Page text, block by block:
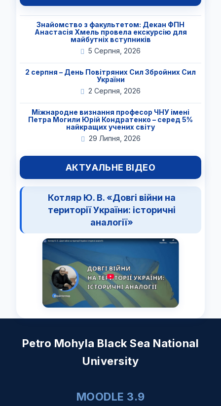
Знайомство з факультетом: Декан ФПН
Анастасія Хмель провела екскурсію для
майбутніх вступників
5 Серпня, 2026
2 серпня – День Повітряних Сил Збройних Сил
України
2 Серпня, 2026
Міжнародне визнання професор ЧНУ імені
Петра Могили Юрій Кондратенко – серед 5%
найкращих учених світу
29 Липня, 2026
АКТУАЛЬНЕ ВІДЕО
Котляр Ю. В. «Довгі війни на
території України: історичні
аналогії»
Petro Mohyla Black Sea National
University
MOODLE 3.9